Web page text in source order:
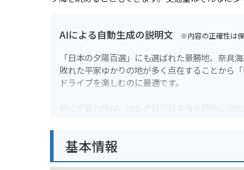
AIによる自動生成の説明文 ※内容の正確性は保
「日本の夕陽百選」にも選ばれた景勝地、奈
敗れた平家ゆかりの地が多く点在することから
ドライブを楽しむのに最適です。
特に夕暮れ時は、沈む夕日が日本海を茜色に染
バイクで訪れる際は、日本海を眺めながらの爽
基本情報